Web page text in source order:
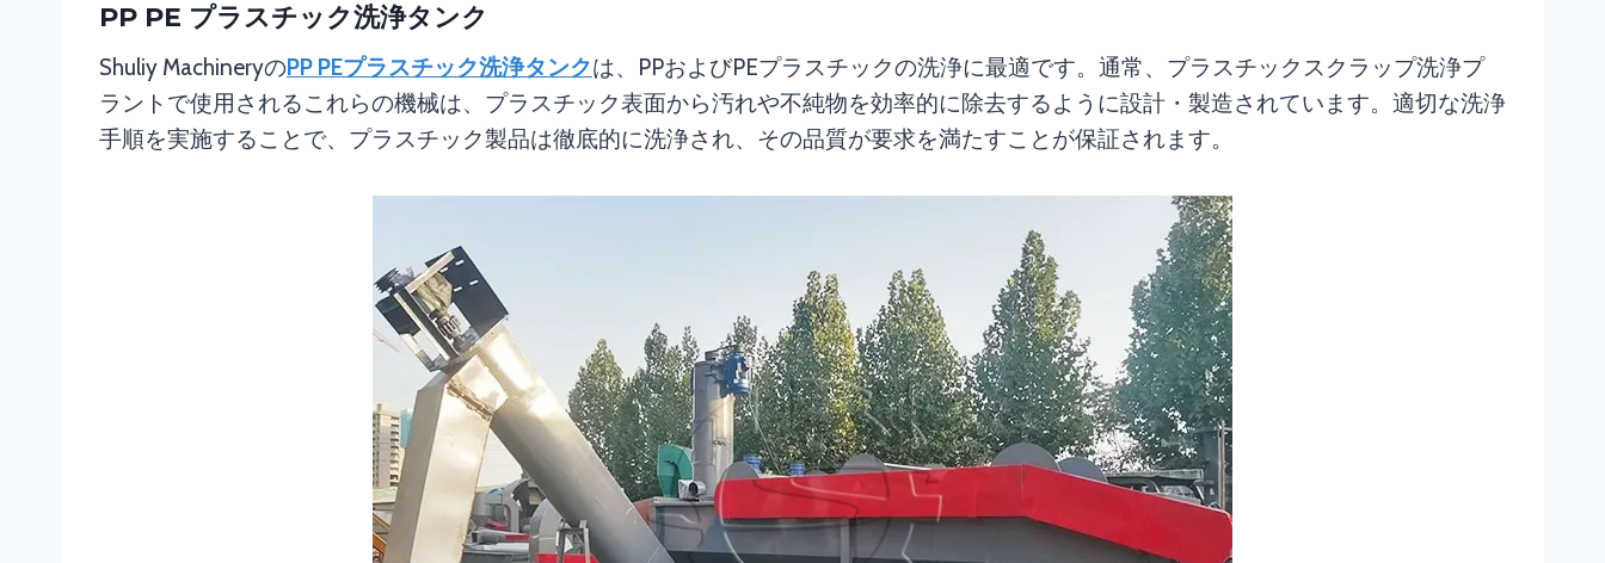
PP PE プラスチック洗浄タンク
Shuliy MachineryのPP PEプラスチック洗浄タンクは、PPおよびPEプラスチックの洗浄に最適です。通常、プラスチックスクラップ洗浄プ
ラントで使用されるこれらの機械は、プラスチック表面から汚れや不純物を効率的に除去するように設計・製造されています。適切な洗浄
手順を実施することで、プラスチック製品は徹底的に洗浄され、その品質が要求を満たすことが保証されます。